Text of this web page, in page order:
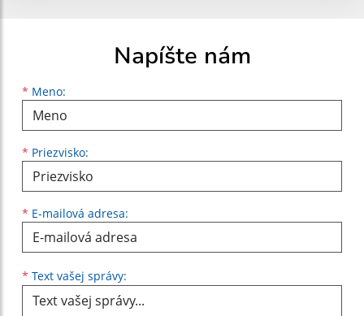
Napíšte nám
* Meno:
Meno
* Priezvisko:
Priezvisko
* E-mailová adresa:
E-mailová adresa
* Text vašej správy: